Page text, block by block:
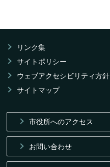
リンク集
サイトポリシー
ウェブアクセシビリティ方針
サイトマップ
市役所へのアクセス
お問い合わせ